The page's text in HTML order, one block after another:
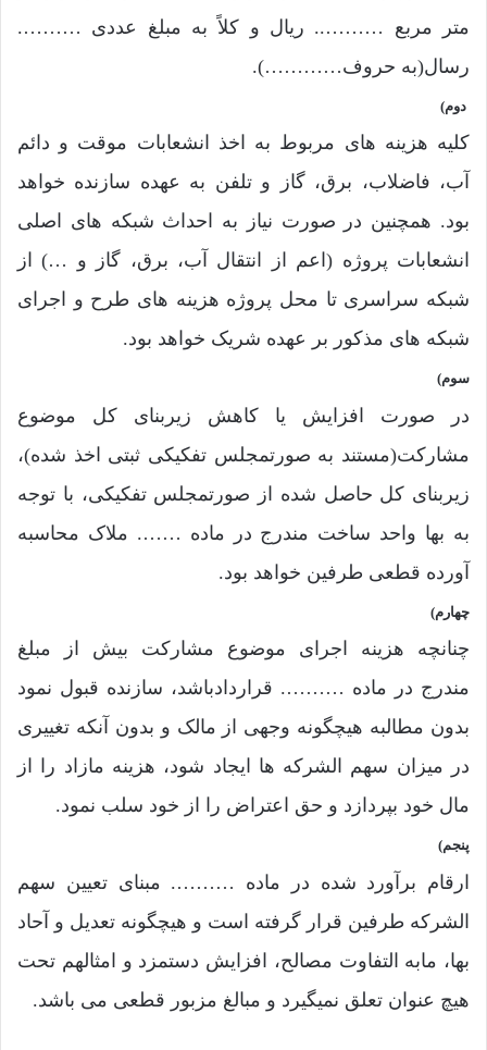
متر مربع ……….. ریال و کلاً به مبلغ عددی ……….
رسال(به حروف…………).
دوم)
کلیه هزینه های مربوط به اخذ انشعابات موقت و دائم
آب، فاضلاب، برق، گاز و تلفن به عهده سازنده خواهد
بود. همچنین در صورت نیاز به احداث شبکه های اصلی
انشعابات پروژه (اعم از انتقال آب، برق، گاز و …) از
شبکه سراسری تا محل پروژه هزینه های طرح و اجرای
شبکه های مذکور بر عهده شریک خواهد بود.
سوم)
در صورت افزایش یا کاهش زیربنای کل موضوع
مشارکت(مستند به صورتمجلس تفکیکی ثبتی اخذ شده)،
زیربنای کل حاصل شده از صورتمجلس تفکیکی، با توجه
به بها واحد ساخت مندرج در ماده ……. ملاک محاسبه
آورده قطعی طرفین خواهد بود.
چهارم)
چنانچه هزینه اجرای موضوع مشارکت بیش از مبلغ
مندرج در ماده ………. قراردادباشد، سازنده قبول نمود
بدون مطالبه هیچگونه وجهی از مالک و بدون آنکه تغییری
در میزان سهم الشرکه ها ایجاد شود، هزینه مازاد را از
مال خود بپردازد و حق اعتراض را از خود سلب نمود.
پنجم)
ارقام برآورد شده در ماده ………. مبنای تعیین سهم
الشرکه طرفین قرار گرفته است و هیچگونه تعدیل و آحاد
بها، مابه التفاوت مصالح، افزایش دستمزد و امثالهم تحت
هیچ عنوان تعلق نمیگیرد و مبالغ مزبور قطعی می باشد.